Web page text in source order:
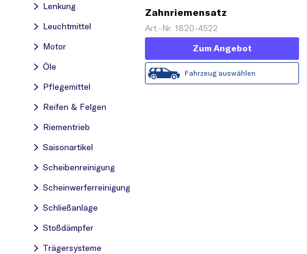
Lenkung
Leuchtmittel
Motor
Öle
Pflegemittel
Reifen & Felgen
Riementrieb
Saisonartikel
Scheibenreinigung
Scheinwerferreinigung
Schließanlage
Stoßdämpfer
Trägersysteme
Zahnriemensatz
Art.-Nr. 1820-4522
Zum Angebot
Fahrzeug auswählen